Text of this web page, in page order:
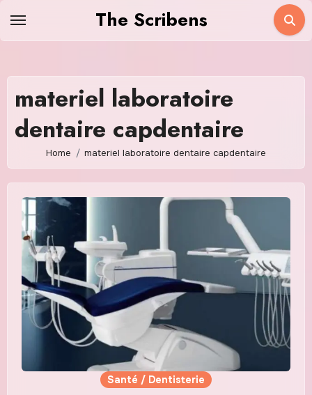
The Scribens
materiel laboratoire
dentaire capdentaire
Home materiel laboratoire dentaire capdentaire
Santé / Dentisterie